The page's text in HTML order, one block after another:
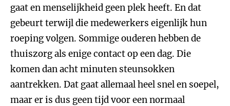
gaat en menselijkheid geen plek heeft. En dat
gebeurt terwijl die medewerkers eigenlijk hun
roeping volgen. Sommige ouderen hebben de
thuiszorg als enige contact op een dag. Die
komen dan acht minuten steunsokken
aantrekken. Dat gaat allemaal heel snel en soepel,
maar er is dus geen tijd voor een normaal